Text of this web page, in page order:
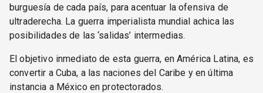
burguesía de cada país, para acentuar la ofensiva de
ultraderecha. La guerra imperialista mundial achica las
posibilidades de las ‘salidas’ intermedias.
El objetivo inmediato de esta guerra, en América Latina, es
convertir a Cuba, a las naciones del Caribe y en última
instancia a México en protectorados.